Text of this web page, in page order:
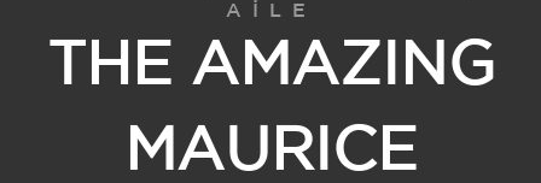
AILE
THE AMAZING
MAURICE